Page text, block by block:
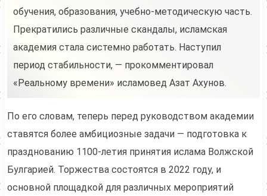
обучения, образования, учебно-методическую часть.
Прекратились различные скандалы, исламская
академия стала системно работать. Наступил
период стабильности, — прокомментировал
«Реальному времени» исламовед Азат Ахунов.
По его словам, теперь перед руководством академии
ставятся более амбициозные задачи — подготовка к
празднованию 1100-летия принятия ислама Волжской
Булгарией. Торжества состоятся в 2022 году, и
основной площадкой для различных мероприятий